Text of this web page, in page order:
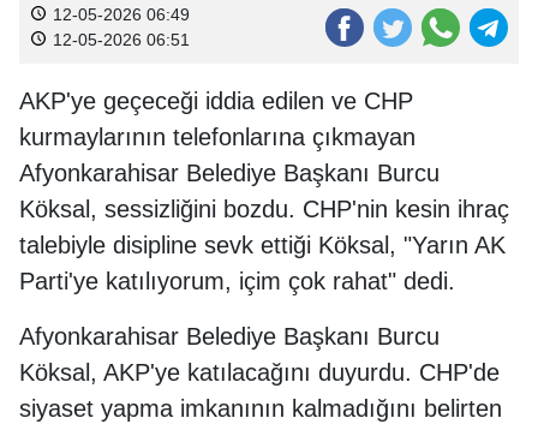
12-05-2026 06:49
12-05-2026 06:51
AKP'ye geçeceği iddia edilen ve CHP
kurmaylarının telefonlarına çıkmayan
Afyonkarahisar Belediye Başkanı Burcu
Köksal, sessizliğini bozdu. CHP'nin kesin ihraç
talebiyle disipline sevk ettiği Köksal, "Yarın AK
Parti'ye katılıyorum, içim çok rahat" dedi.
Afyonkarahisar Belediye Başkanı Burcu
Köksal, AKP'ye katılacağını duyurdu. CHP'de
siyaset yapma imkanının kalmadığını belirten